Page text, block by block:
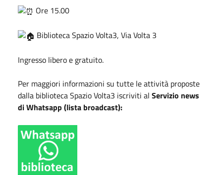
Ore 15.00
Biblioteca Spazio Volta3, Via Volta 3
Ingresso libero e gratuito.
Per maggiori informazioni su tutte le attività proposte
dalla biblioteca Spazio Volta3 iscriviti al Servizio news
di Whatsapp (lista broadcast):